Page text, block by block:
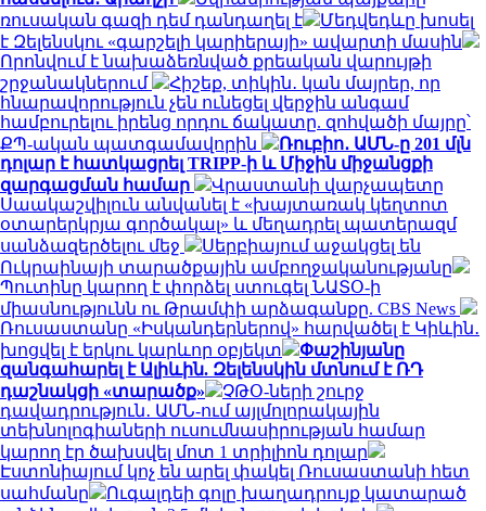
ռուսական գազի դեմ դանդաղել է
Մեդվեդևը խոսել
է Զելենսկու «գարշելի կարիերայի» ավարտի մասին
Որոնվում է նախաձեռնված քրեական վարույթի
շրջանակներում
Հիշեք, տիկին․ կան մայրեր, որ
հնարավորություն չեն ունեցել վերջին անգամ
համբուրելու իրենց որդու ճակատը. զոհվածի մայրը՝
ՔՊ-ական պատգամավորին
Ռուբիո․ ԱՄՆ-ը 201 մլն
դոլար է հատկացրել TRIPP-ի և Միջին միջանցքի
զարգացման համար
Վրաստանի վարչապետը
Սաակաշվիլուն անվանել է «խայտառակ կեղտոտ
օտարերկրյա գործակալ» և մեղադրել պատերազմ
սանձազերծելու մեջ
Սերբիայում աջակցել են
Ուկրաինայի տարածքային ամբողջականությանը
Պուտինը կարող է փորձել ստուգել ՆԱՏՕ-ի
միասնությունն ու Թրամփի արձագանքը. CBS News
Ռուսաստանը «Իսկանդերներով» հարվածել է Կիևին․
խոցվել է երկու կարևոր օբյեկտ
Փաշինյանը
զանգահարել է Ալիևին. Զելենսկին մտնում է ՌԴ
դաշնակցի «տարածք»
ՉԹՕ-ների շուրջ
դավադրություն․ ԱՄՆ-ում այլմոլորակային
տեխնոլոգիաների ուսումնասիրության համար
կարող էր ծախսվել մոտ 1 տրիլիոն դոլար
Էստոնիայում կոչ են արել փակել Ռուսաստանի հետ
սահմանը
Ուգալդեի գոլը խաղադրույք կատարած